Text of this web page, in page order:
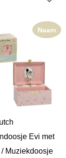
Naam
Evi met
Muziekdoosje